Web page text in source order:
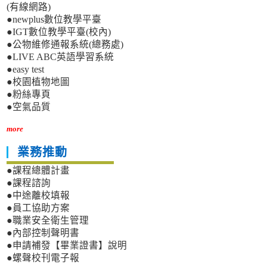
(有線網路)
●newplus數位教學平臺
●IGT數位教學平臺(校內)
●公物維修通報系統(總務處)
●LIVE ABC英語學習系統
●easy test
●校園植物地圖
●粉絲專頁
●空氣品質
more
業務推動
●課程總體計畫
●課程諮詢
●中途離校填報
●員工協助方案
●職業安全衛生管理
●內部控制聲明書
●申請補發【畢業證書】說明
●螺聲校刊電子報